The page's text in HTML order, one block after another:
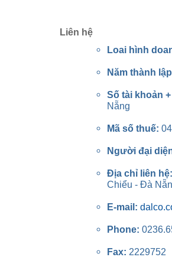
Liên hệ
Loai hình
Năm thành
Số tài khoản
Nẵng
Mã số thuế:
Người đại
Địa chỉ liên
Chiểu - Đà
E-mail:
Phone:
Fax: 2229752